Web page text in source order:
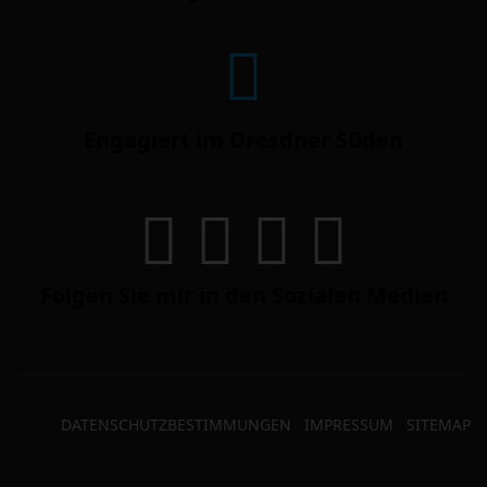
DATENSCHUTZBESTIMMUNGEN IMPRESSUM SITEMAP